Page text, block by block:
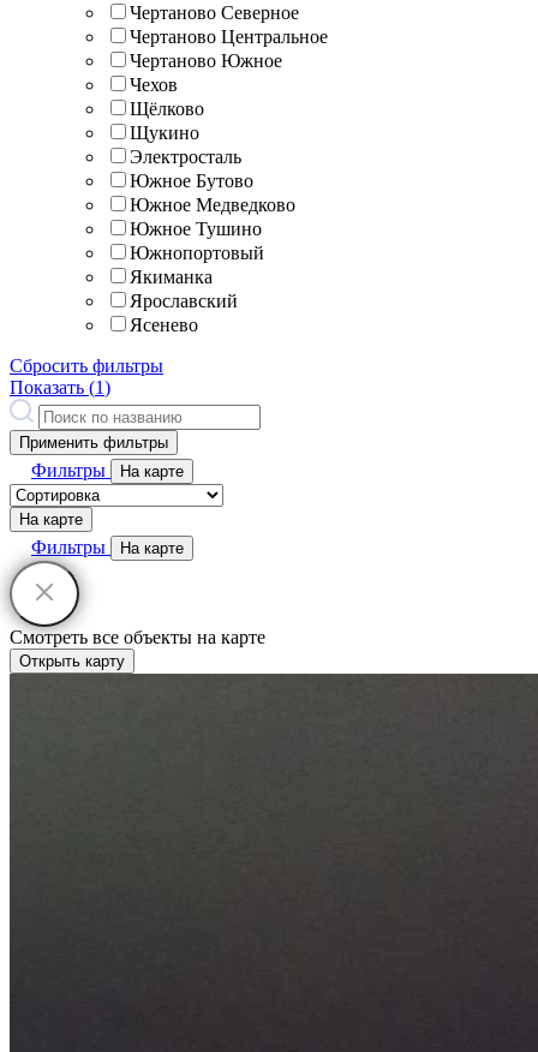
Чертаново Северное
Чертаново Центральное
Чертаново Южное
Чехов
Щёлково
Щукино
Электросталь
Южное Бутово
Южное Медведково
Южное Тушино
Южнопортовый
Якиманка
Ярославский
Ясенево
Сбросить фильтры
Показать (1)
Применить фильтры
Фильтры На карте
На карте
Фильтры На карте
Смотреть все объекты на карте
Открыть карту